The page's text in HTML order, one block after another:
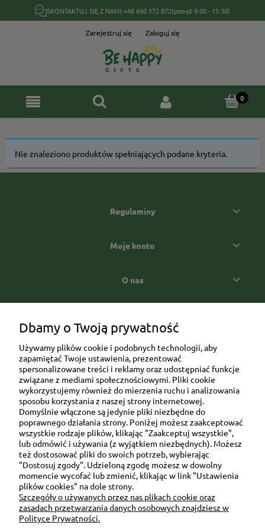
SKONTAKTUJ SIĘ Z NAMI:+48 690 172 872(pon-pt 9:00 - 15:30)
Zarejestruj się Zaloguj się
Nie znaleziono produktów spełniających podane kryteria.
Regulaminy
Moje konto
O nas
Ul. Brukowa 6/8 lok. 57/58
91-341 Łódź
NIP: 6751510615
SKONTAKTUJ SIĘ Z NAMI:
sklep@be-happygifts.com
+48 690 172 872
(pon-pt 9:00 - 15:30)
Dbamy o Twoją prywatność
Używamy plików cookie i podobnych technologii, aby
zapamiętać Twoje ustawienia, prezentować
spersonalizowane treści i reklamy oraz udostępniać funkcje
związane z mediami społecznościowymi. Pliki cookie
wykorzystujemy również do mierzenia ruchu i analizowania
sposobu korzystania z naszej strony internetowej.
Domyślnie włączone są jedynie pliki niezbędne do
poprawnego działania strony. Poniżej możesz zaakceptować
wszystkie rodzaje plików, klikając "Zaakceptuj wszystkie",
lub odmówić i używania (z wyjątkiem niezbędnych). Możesz
też dostosować pliki do swoich potrzeb, wybierając
"Dostosuj zgody". Udzieloną zgodę możesz w dowolny
momencie wycofać lub zmienić, klikając w link "Ustawienia
plików cookies" na dole strony.
Szczegóły o używanych przez nas plikach cookie oraz
zasadach przetwarzania danych osobowych znajdziesz w
Polityce Prywatności.